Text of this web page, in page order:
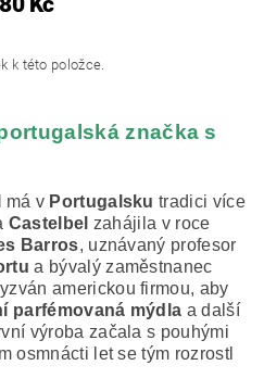
k této položce.
značka s
má v Portugalsku tradici více
Castelbel zahájila v roce
Barros, uznávaný profesor
a bývalý zaměstnanec
americkou firmou, aby
parfémovaná mýdla a další
výroba začala s pouhými
osmnácti let se tým rozrostl